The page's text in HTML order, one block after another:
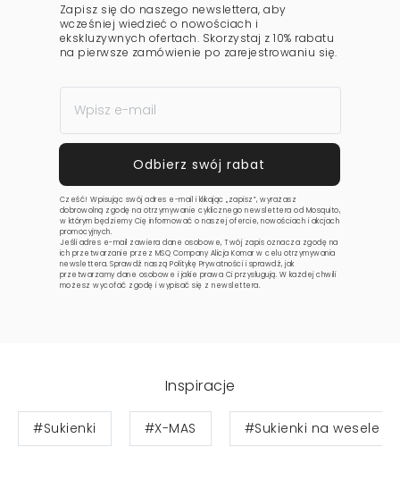
Zapisz się do naszego newslettera, aby
wcześniej wiedzieć o nowościach i
ekskluzywnych ofertach. Skorzystaj z 10% rabatu
na pierwsze zamówienie po zarejestrowaniu się.
Cześć! Wpisując swój adres e-mail i klikając „zapisz”, wyrażasz
dobrowolną zgodę na otrzymywanie cyklicznego newslettera od Mosquito,
w którym będziemy Cię informować o naszej ofercie, nowościach i akcjach
promocyjnych.
Jeśli adres e-mail zawiera dane osobowe, Twój zapis oznacza zgodę na
ich przetwarzanie przez MSQ Company Alicja Komar w celu otrzymywania
newslettera. Sprawdź naszą Politykę Prywatnościi sprawdź, jak
przetwarzamy dane osobowe i jakie prawa Ci przysługują. W każdej chwili
możesz wycofać zgodę i wypisać się z newslettera.
Inspiracje
#Sukienki #X-MAS #Sukienki na wesele